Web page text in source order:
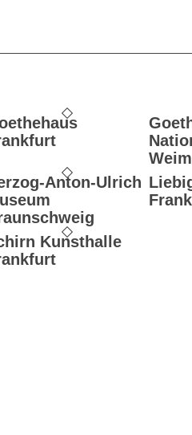
Anton-Ulrich
Kunsthalle